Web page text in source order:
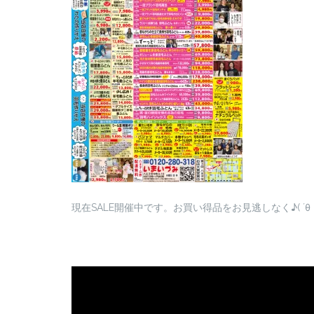
現在SALE開催中です。お買い得品をお見逃しなく♪( ´θ